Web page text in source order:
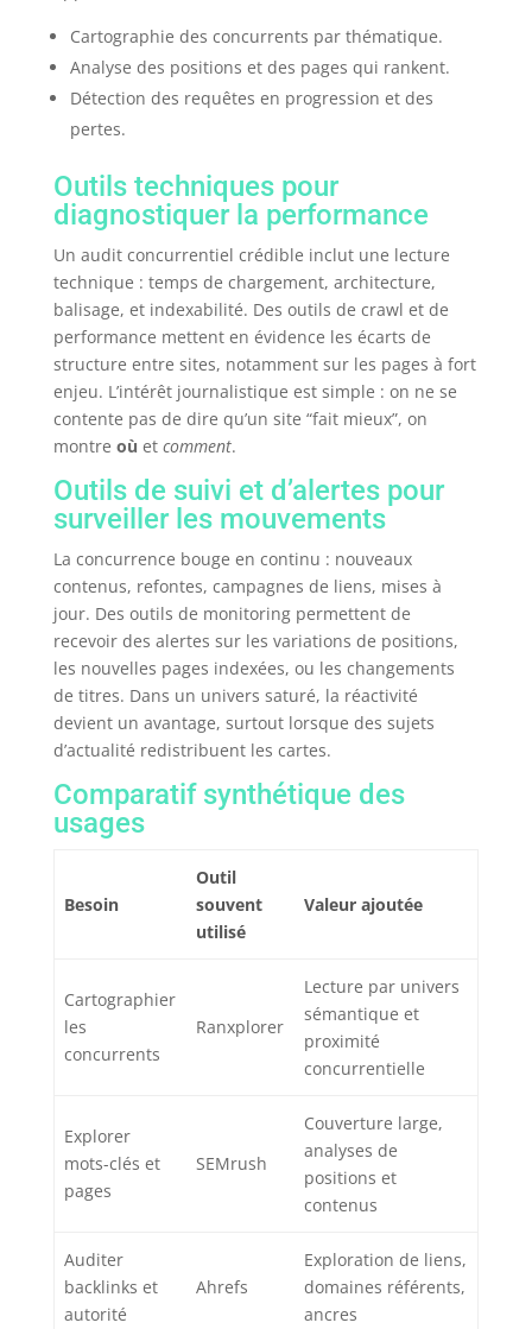
Cartographie des concurrents par thématique.
Analyse des positions et des pages qui rankent.
Détection des requêtes en progression et des
pertes.
Outils techniques pour
diagnostiquer la performance
Un audit concurrentiel crédible inclut une lecture
technique : temps de chargement, architecture,
balisage, et indexabilité. Des outils de crawl et de
performance mettent en évidence les écarts de
structure entre sites, notamment sur les pages à fort
enjeu. L’intérêt journalistique est simple : on ne se
contente pas de dire qu’un site “fait mieux”, on
montre où et comment.
Outils de suivi et d’alertes pour
surveiller les mouvements
La concurrence bouge en continu : nouveaux
contenus, refontes, campagnes de liens, mises à
jour. Des outils de monitoring permettent de
recevoir des alertes sur les variations de positions,
les nouvelles pages indexées, ou les changements
de titres. Dans un univers saturé, la réactivité
devient un avantage, surtout lorsque des sujets
d’actualité redistribuent les cartes.
Comparatif synthétique des
usages
Besoin
Outil
souvent
utilisé
Valeur ajoutée
Cartographier
les
concurrents
Ranxplorer
Lecture par univers
sémantique et
proximité
concurrentielle
Explorer
mots-clés et
pages
SEMrush
Couverture large,
analyses de
positions et
contenus
Auditer
backlinks et
autorité
Ahrefs
Exploration de liens,
domaines référents,
ancres